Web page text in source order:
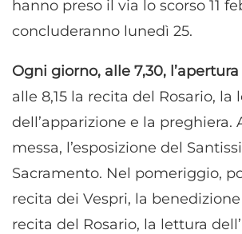
hanno preso il via lo scorso 11
concluderanno lunedì 25.
Ogni giorno, alle 7,30,
alle 8,15 la recita del Rosario, la
dell’apparizione e la preghiera.
messa, l’esposizione del
Sacramento. Nel pomeriggio,
recita dei Vespri, la
recita del Rosario, la lettura